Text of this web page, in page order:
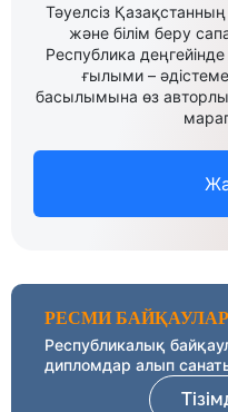
Тәуелсіз
және білім беру
Республика
ғылыми –
басылымына өз
РЕСМИ БАЙҚАУЛАР
Республикалық
дипломдар алып